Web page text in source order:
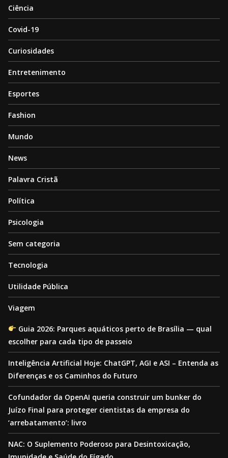
Ciência
Covid-19
Curiosidades
Entretenimento
Esportes
Fashion
Mundo
News
Palavra Cristã
Política
Psicologia
Sem categoria
Tecnologia
Utilidade Pública
Viagem
Guia 2026: Parques aquáticos perto de Brasília — qual
escolher para cada tipo de passeio
Inteligência Artificial Hoje: ChatGPT, AGI e ASI – Entenda as
Diferenças e os Caminhos do Futuro
Cofundador da OpenAI queria construir um bunker do
Juízo Final para proteger cientistas da empresa do
‘arrebatamento’: livro
NAC: O Suplemento Poderoso para Desintoxicação,